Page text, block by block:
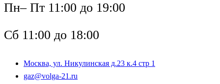
Пн– Пт 11:00 до 19:00
Сб 11:00 до 18:00
Москва, ул. Никулинская д.23 к.4 стр 1
gaz@volga-21.ru